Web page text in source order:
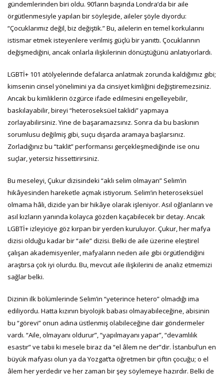
gündemlerinden biri oldu. 90’ların başında Londra’da bir aile
örgütlenmesiyle yapılan bir söyleşide, aileler şöyle diyordu:
“Çocuklarımız değil, biz değiştik.” Bu, ailelerin en temel korkularını
istismar etmek isteyenlere verilmiş güçlü bir yanıttı. Çocuklarının
değişmediğini, ancak onlarla ilişkilerinin dönüştüğünü anlatıyorlardı.
LGBTİ+ 101 atölyelerinde defalarca anlatmak zorunda kaldığımız gibi;
kimsenin cinsel yönelimini ya da cinsiyet kimliğini değiştiremezsiniz.
Ancak bu kimliklerin özgürce ifade edilmesini engelleyebilir,
baskılayabilir, bireyi “heteroseksüel taklidi” yapmaya
zorlayabilirsiniz. Yine de başaramazsınız. Sonra da bu baskının
sorumlusu değilmiş gibi, suçu dışarda aramaya başlarsınız.
Zorladığınız bu “taklit” performansı gerçekleşmediğinde ise onu
suçlar, yetersiz hissettirirsiniz.
Bu meseleyi, Çukur dizisindeki “aklı selim olmayan” Selim’in
hikâyesinden hareketle açmak istiyorum. Selim’in heteroseksüel
olmama hâli, dizide yan bir hikâye olarak işleniyor. Asıl oğlanların ve
asıl kızların yanında kolayca gözden kaçabilecek bir detay. Ancak
LGBTİ+ izleyiciye göz kırpan bir yerden kuruluyor. Çukur, her mafya
dizisi olduğu kadar bir “aile” dizisi. Belki de aile üzerine eleştirel
çalışan akademisyenler, mafyaların neden aile gibi örgütlendiğini
araştırsa çok iyi olurdu. Bu, mevcut aile ilişkilerini de analiz etmemizi
sağlar belki.
Dizinin ilk bölümlerinde Selim’in “yeterince hetero” olmadığı ima
ediliyordu. Hatta kızının biyolojik babası olmayabileceğine, abisinin
bu “görevi” onun adına üstlenmiş olabileceğine dair göndermeler
vardı. “Aile, olmayanı oldurur”, “yapılmayanı yapar”, “devamlılık
esastır” ve tabii ki mesele biraz da “el âlem ne der”dir. İstanbul’un en
büyük mafyası olun ya da Yozgat’ta öğretmen bir çiftin çocuğu; o el
âlem her yerdedir ve her zaman bir şey söylemeye hazırdır. Belki de